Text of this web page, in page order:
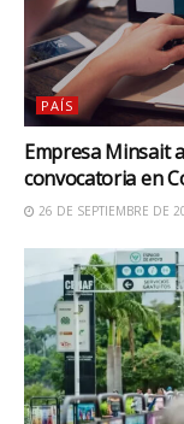
PAÍS
Empresa Minsait
convocatoria en
26 DE SEPTIEMBRE DE